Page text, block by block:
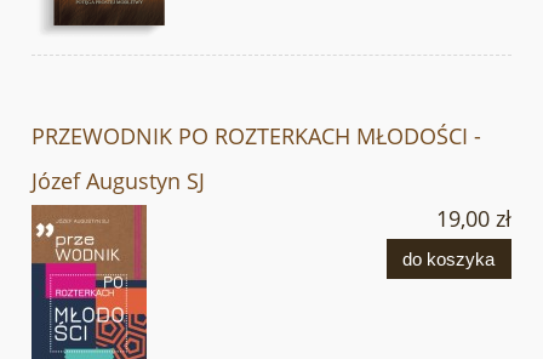
PRZEWODNIK PO ROZTERKACH MŁODOŚCI -
Józef Augustyn SJ
19,00 zł
do koszyka